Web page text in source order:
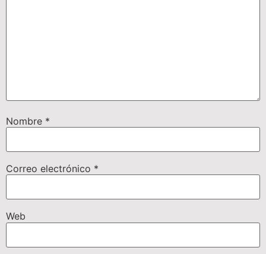
Nombre *
Correo electrónico *
Web